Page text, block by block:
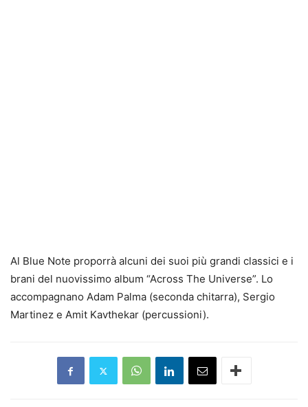
Al Blue Note proporrà alcuni dei suoi più grandi classici e i
brani del nuovissimo album “Across The Universe”. Lo
accompagnano Adam Palma (seconda chitarra), Sergio
Martinez e Amit Kavthekar (percussioni).